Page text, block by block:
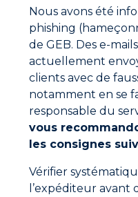
Fiche
Fiche de
Nous avons été
phishing
de GEB. Des e-
actuellement
clients avec de
notamment en se
responsable du
vous
les consignes
Vérifier
l’expéditeur avant